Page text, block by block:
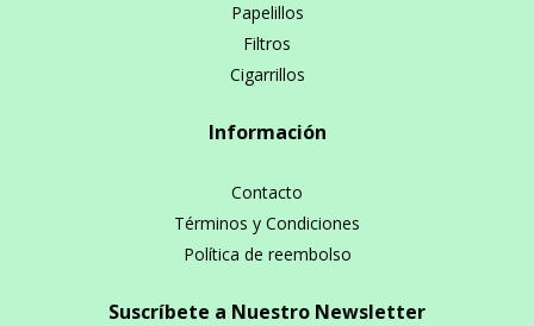
Papelillos
Filtros
Cigarrillos
Información
Contacto
Términos y Condiciones
Política de reembolso
Suscríbete a Nuestro Newsletter